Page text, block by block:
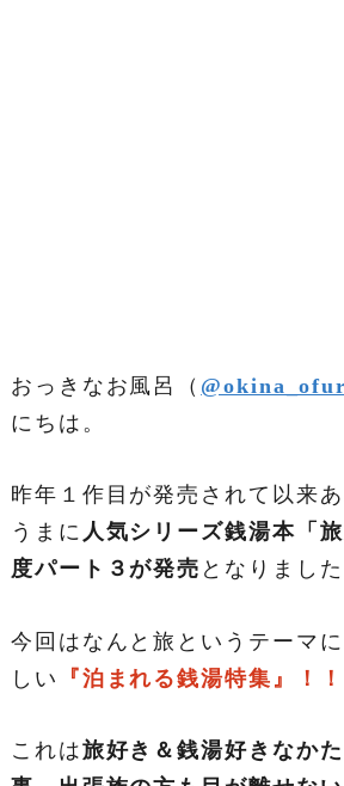
おっきなお風呂（
にちは。
昨年１作目が発売されて以来
うまに 人気シリーズ銭湯本「
度パート３が発売 となりました
今回はなんと旅というテーマ
しい
『泊まれる銭湯特集』！！
これは旅好き＆銭湯好きなか